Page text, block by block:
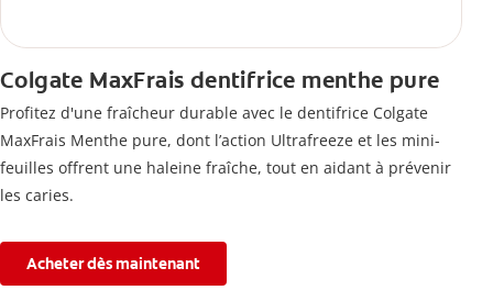
Colgate MaxFrais dentifrice menthe pure
Profitez d'une fraîcheur durable avec le dentifrice Colgate
MaxFrais Menthe pure, dont l’action Ultrafreeze et les mini-
feuilles offrent une haleine fraîche, tout en aidant à prévenir
les caries.
Acheter dès maintenant